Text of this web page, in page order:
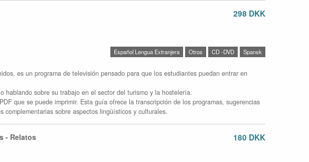
298 DKK
Español Lengua Extranjera Otros CD -DVD Spansk
es un programa de televisión pensado para que los estudiantes puedan entrar en
hablando sobre su trabajo en el sector del turismo y la hostelería.
que se puede imprimir. Esta guía ofrece la transcripción de los programas, sugerencias
sobre aspectos lingüísticos y culturales.
- Relatos 180 DKK